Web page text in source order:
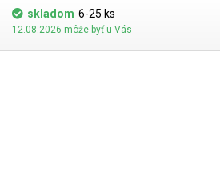
skladom 6-25 ks
12.08.2026 môže byť u Vás